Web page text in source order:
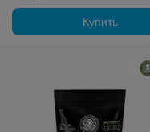
Купить